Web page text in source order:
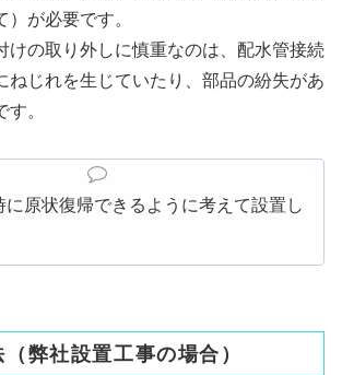
が必要です。
けの取り外しに慎重なのは、配水管接続
ねじれを生じていたり、部品の紛失があ
。
に原状復帰できるように考えて設置し
弊社設置工事の場合）